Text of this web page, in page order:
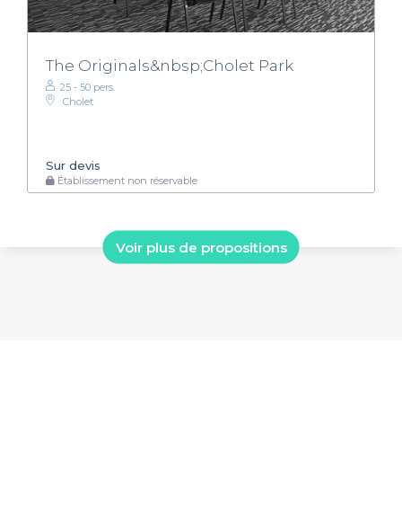
The Originals&nbsp;Cholet Park
25 - 50 pers.
Cholet
Sur devis
Établissement non réservable
Voir plus de propositions